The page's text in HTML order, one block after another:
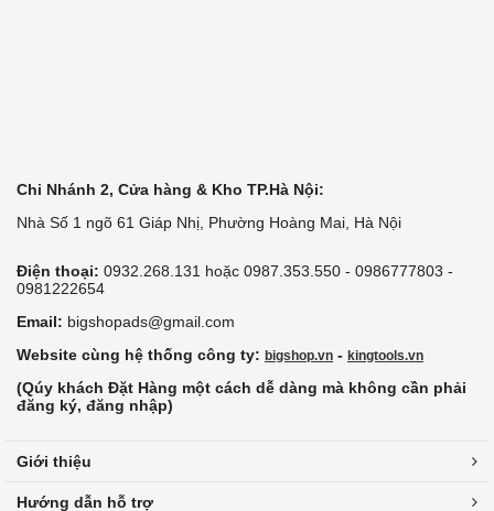
Chi Nhánh 2, Cửa hàng & Kho TP.Hà Nội:
Nhà Số 1 ngõ 61 Giáp Nhị, Phường Hoàng Mai, Hà Nội
Điện thoại: 0932.268.131 hoặc 0987.353.550 - 0986777803 -
0981222654
Email: bigshopads@gmail.com
Website cùng hệ thống công ty: bigshop.vn - kingtools.vn
(Qúy khách Đặt Hàng một cách dễ dàng mà không cần phải
đăng ký, đăng nhập)
Giới thiệu
Hướng dẫn hỗ trợ